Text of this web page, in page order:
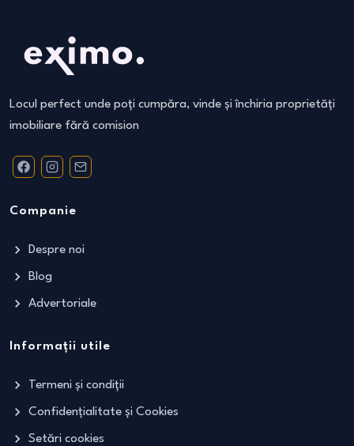
Locul perfect unde poți cumpăra, vinde și închiria proprietăți
imobiliare fără comision
Companie
Despre noi
Blog
Advertoriale
Informații utile
Termeni și condiții
Confidențialitate și Cookies
Setări cookies